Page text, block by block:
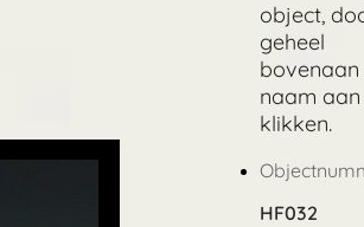
object,
geheel
naam
klikken.
HF032